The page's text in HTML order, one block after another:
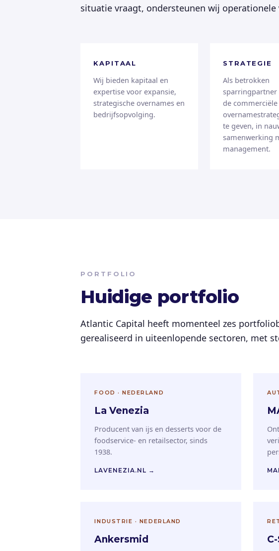
situatie vraagt, ondersteunen wij
KAPITAAL
Wij bieden kapitaal en
expertise voor expansie,
strategische overnames en
bedrijfsopvolging.
STRATEGIE
Als betrokken
sparringpartner
de commerciële
te geven, in
samenwerking
management.
PORTFOLIO
Huidige portfolio
Atlantic Capital heeft momenteel zes
gerealiseerd in uiteenlopende sectoren, met
FOOD · NEDERLAND
La Venezia
Producent van ijs en desserts voor de
foodservice- en retailsector, sinds
1938.
LAVENEZIA.NL →
INDUSTRIE · NEDERLAND
Ankersmid